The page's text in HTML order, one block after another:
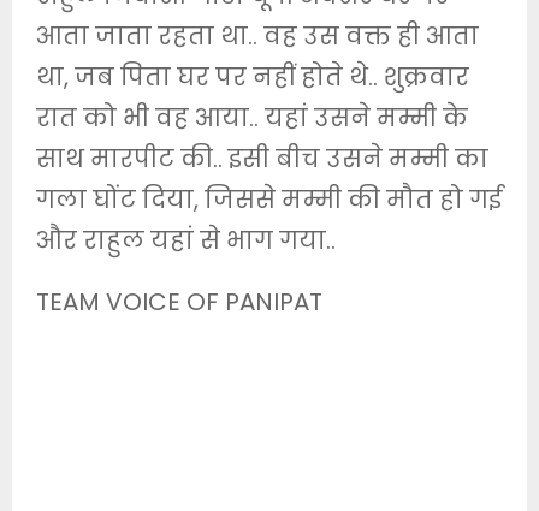
आता जाता रहता था.. वह उस वक्त ही आता
था, जब पिता घर पर नहीं होते थे.. शुक्रवार
रात को भी वह आया.. यहां उसने मम्मी के
साथ मारपीट की.. इसी बीच उसने मम्मी का
गला घोंट दिया, जिससे मम्मी की मौत हो गई
और राहुल यहां से भाग गया..
TEAM VOICE OF PANIPAT